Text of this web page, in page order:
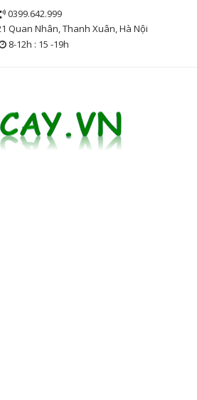
0399.642.999
Quan Nhân, Thanh Xuân, Hà Nội
8-12h : 15 -19h